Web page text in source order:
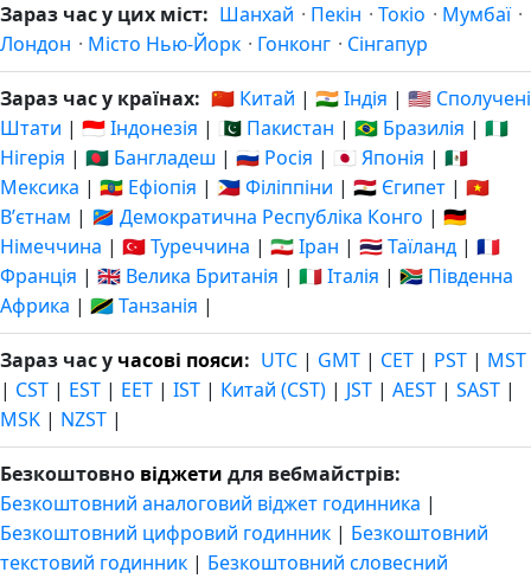
Зараз час у цих міст: Шанхай · Пекін · Токіо · Мумбаї ·
Лондон · Місто Нью-Йорк · Гонконг · Сінгапур
Зараз час у країнах: 🇨🇳 Китай | 🇮🇳 Індія | 🇺🇸 Сполучені
Штати | 🇮🇩 Індонезія | 🇵🇰 Пакистан | 🇧🇷 Бразилія | 🇳🇬
Нігерія | 🇧🇩 Бангладеш | 🇷🇺 Росія | 🇯🇵 Японія | 🇲🇽
Мексика | 🇪🇹 Ефіопія | 🇵🇭 Філіппіни | 🇪🇬 Єгипет | 🇻🇳
Вʼєтнам | 🇨🇩 Демократична Республіка Конго | 🇩🇪
Німеччина | 🇹🇷 Туреччина | 🇮🇷 Іран | 🇹🇭 Таїланд | 🇫🇷
Франція | 🇬🇧 Велика Британія | 🇮🇹 Італія | 🇿🇦 Південна
Африка | 🇹🇿 Танзанія |
Зараз час у часові пояси: UTC | GMT | CET | PST | MST
| CST | EST | EET | IST | Китай (CST) | JST | AEST | SAST |
MSK | NZST |
Безкоштовно віджети для вебмайстрів:
Безкоштовний аналоговий віджет годинника |
Безкоштовний цифровий годинник | Безкоштовний
текстовий годинник | Безкоштовний словесний